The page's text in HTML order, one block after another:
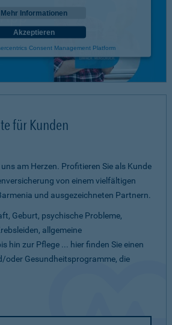
Mehr Informationen
Akzeptieren
Consent Management Platform
für Kunden
am Herzen. Profitieren Sie als Kunde
von einem vielfältigen
und ausgezeichneten Partnern.
Geburt, psychische Probleme,
allgemeine
hin zur Pflege ... hier finden Sie einen
oder Gesundheitsprogramme, die